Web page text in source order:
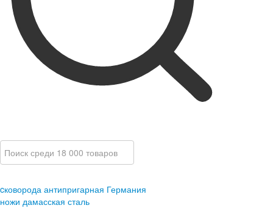
cковорода антипригарная Германия
ножи дамасская сталь